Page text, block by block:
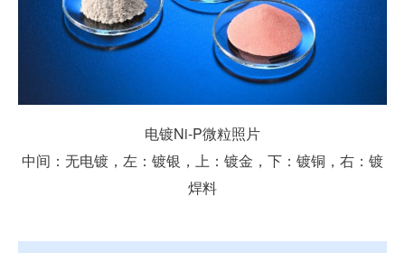
电镀Ni-P微粒照片
中间：无电镀，左：镀银，上：镀金，下：镀铜，右：镀
焊料